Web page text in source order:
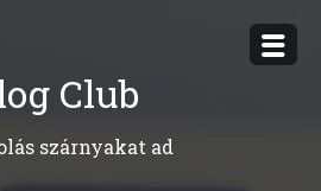
Club
szárnyakat ad